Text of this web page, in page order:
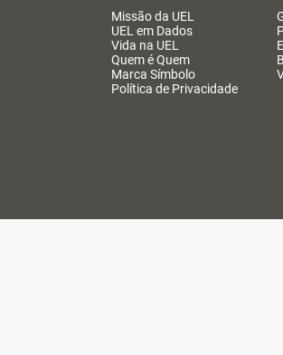
Missão da UEL
UEL em Dados
Vida na UEL
Quem é Quem
Marca Símbolo
Política de Privacidade